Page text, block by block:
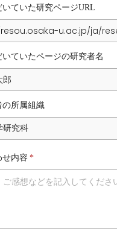
いていた研究ページURL
いていたページの研究者名
の所属組織
せ内容 *